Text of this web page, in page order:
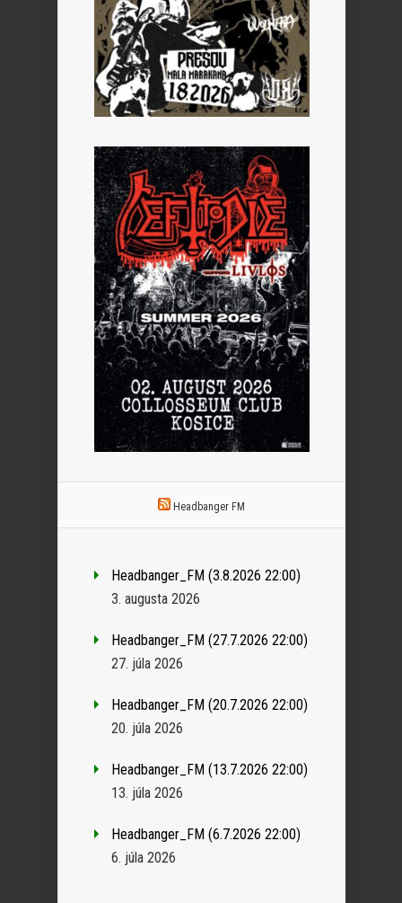
Headbanger FM
Headbanger_FM (3.8.2026 22:00)
3. augusta 2026
Headbanger_FM (27.7.2026 22:00)
27. júla 2026
Headbanger_FM (20.7.2026 22:00)
20. júla 2026
Headbanger_FM (13.7.2026 22:00)
13. júla 2026
Headbanger_FM (6.7.2026 22:00)
6. júla 2026